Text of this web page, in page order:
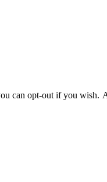
can opt-out if you wish.